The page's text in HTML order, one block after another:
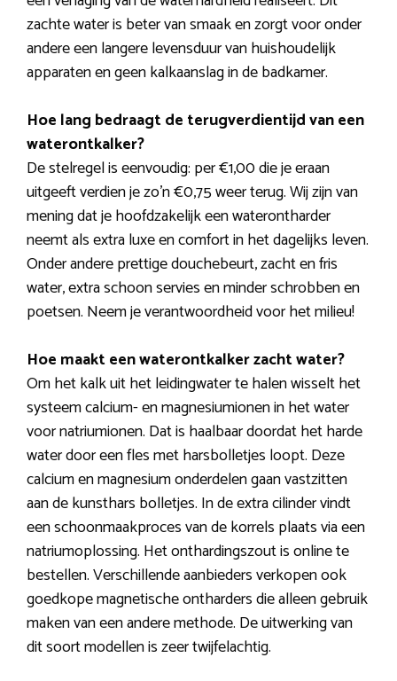
zachte water is beter van smaak en zorgt voor onder
andere een langere levensduur van huishoudelijk
apparaten en geen kalkaanslag in de badkamer.
Hoe lang bedraagt de terugverdientijd van een
waterontkalker?
De stelregel is eenvoudig: per €1,00 die je eraan
uitgeeft verdien je zo’n €0,75 weer terug. Wij zijn van
mening dat je hoofdzakelijk een waterontharder
neemt als extra luxe en comfort in het dagelijks leven.
Onder andere prettige douchebeurt, zacht en fris
water, extra schoon servies en minder schrobben en
poetsen. Neem je verantwoordheid voor het milieu!
Hoe maakt een waterontkalker zacht water?
Om het kalk uit het leidingwater te halen wisselt het
systeem calcium- en magnesiumionen in het water
voor natriumionen. Dat is haalbaar doordat het harde
water door een fles met harsbolletjes loopt. Deze
calcium en magnesium onderdelen gaan vastzitten
aan de kunsthars bolletjes. In de extra cilinder vindt
een schoonmaakproces van de korrels plaats via een
natriumoplossing. Het onthardingszout is online te
bestellen. Verschillende aanbieders verkopen ook
goedkope magnetische ontharders die alleen gebruik
maken van een andere methode. De uitwerking van
dit soort modellen is zeer twijfelachtig.